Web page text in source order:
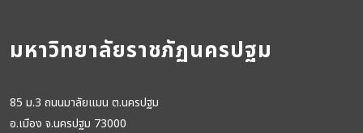
มหาวิทยาลัยราชภัฏนครปฐม
85 ม.3 ถนนมาลัยแมน ต.นครปฐม
อ.เมือง จ.นครปฐม 73000